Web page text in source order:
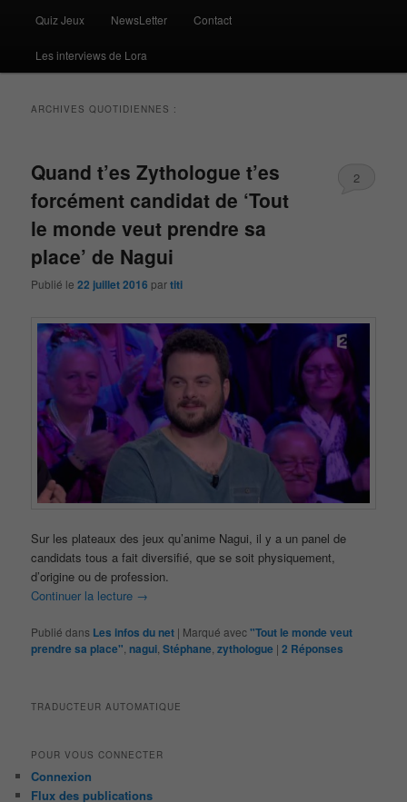
Quiz Jeux NewsLetter Contact
Les interviews de Lora
ARCHIVES QUOTIDIENNES :
Quand t’es Zythologue t’es
forcément candidat de ‘Tout
le monde veut prendre sa
place’ de Nagui
Publié le22 juillet 2016 partiti
2
Sur les plateaux des jeux qu’anime Nagui, il y a un panel de
candidats tous a fait diversifié, que se soit physiquement,
d’origine ou de profession.
Continuer la lecture →
Publié dans Les infos du net | Marqué avec"Tout le monde veut
prendre sa place" nagui ,Stéphane ,zythologue |2 Réponses
TRADUCTEUR AUTOMATIQUE
POUR VOUS CONNECTER
Connexion
Flux des publications